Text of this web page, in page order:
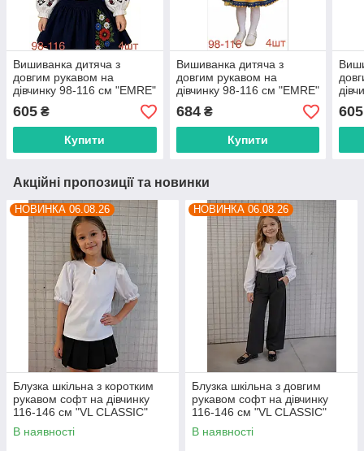
Вишиванка дитяча з
довгим рукавом на
дівчинку 98-116 см "EMRE"
недорого від прямого
постачальника
605 ₴
Купити
Вишиванка дитяча з
довгим рукавом на
дівчинку 98-116 см "EMRE"
недорого від прямого
постачальника
684₴
Купити
605
Акційні пропозиції та новинки
НОВИНКА 06.08.26
Блузка шкільна з коротким
рукавом софт на дівчинку
116-146 см "VL CLASSIC"
недорого від прямого
постачальника
В наявності
НОВИНКА 06.08.26
Блузка шкільна з довгим
рукавом софт на дівчинку
116-146 см "VL CLASSIC"
недорого від прямого
постачальника
В наявності